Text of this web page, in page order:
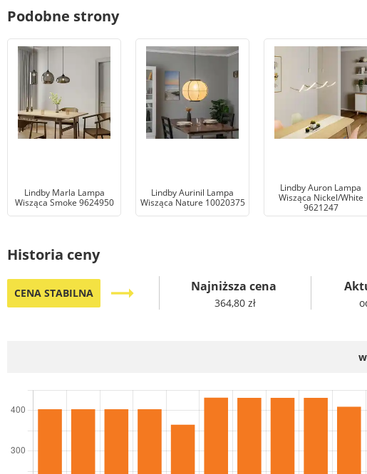
Podobne strony
Lindby Marla Lampa
Wisząca Smoke 9624950
Lindby Aurinil Lampa
Wisząca Nature 10020375
Lindby Auron Lampa
Wisząca Nickel/White
9621247
Historia ceny
CENA STABILNA trending_flat Najniższa cena
364,80 zł